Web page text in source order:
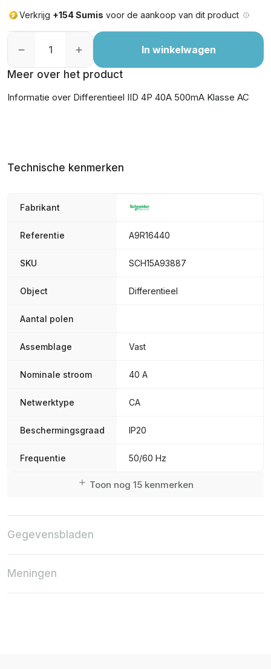
Verkrijg +154 Sumis voor de aankoop van dit product
In winkelwagen
Meer over het product
Informatie over Differentieel IID 4P 40A 500mA Klasse AC
Technische kenmerken
Fabrikant
Referentie A9R16440
SKU SCH15A93887
Object Differentieel
Aantal polen
Assemblage Vast
Nominale stroom 40 A
Netwerktype CA
Beschermingsgraad IP20
Frequentie 50/60 Hz
Toon nog 15 kenmerken
Gegevensbladen
Meningen